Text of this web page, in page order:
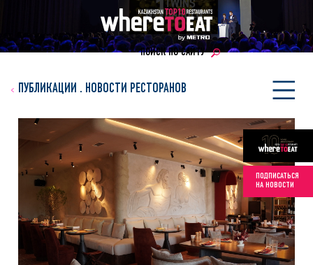
ПОИСК ПО САЙТУ
ПОДПИСАТЬСЯ
НА НОВОСТИ
ПУБЛИКАЦИИ . НОВОСТИ РЕСТОРАНОВ